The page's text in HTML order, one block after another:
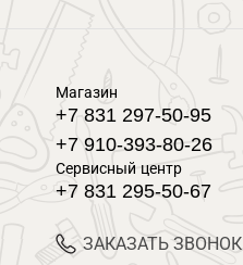
Магазин
+7 831 297-50-95
+7 910-393-80-26
Сервисный центр
+7 831 295-50-67
ЗАКАЗАТЬ ЗВОНОК